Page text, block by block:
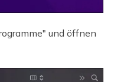
und öffnen